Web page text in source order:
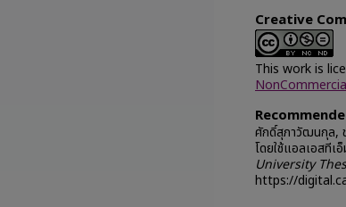
Creative
This work is
ศักดิ์สุภาวัฒนกุล,
โดยใช้แอลเอสที
University
https://